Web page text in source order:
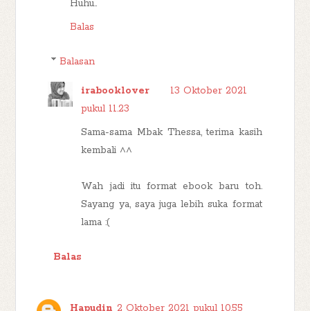
Huhu..
Balas
Balasan
irabooklover
13 Oktober 2021
pukul 11.23
Sama-sama Mbak Thessa, terima kasih
kembali ^^
Wah jadi itu format ebook baru toh.
Sayang ya, saya juga lebih suka format
lama :(
Balas
Hapudin 2 Oktober 2021 pukul 10.55